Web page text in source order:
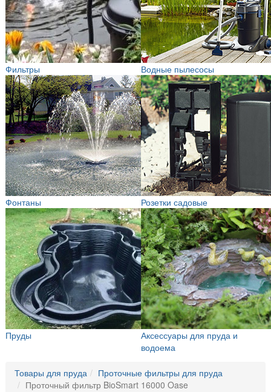
Фильтры Водные пылесосы
Фонтаны Розетки садовые
Пруды
Аксессуары для пруда и
водоема
Товары для пруда
Проточные фильтры для пруда
Проточный фильтр BioSmart 16000 Oase